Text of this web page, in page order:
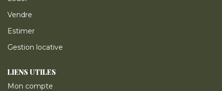
Vendre
Estimer
Gestion locative
LIENS UTILES
Mon compte